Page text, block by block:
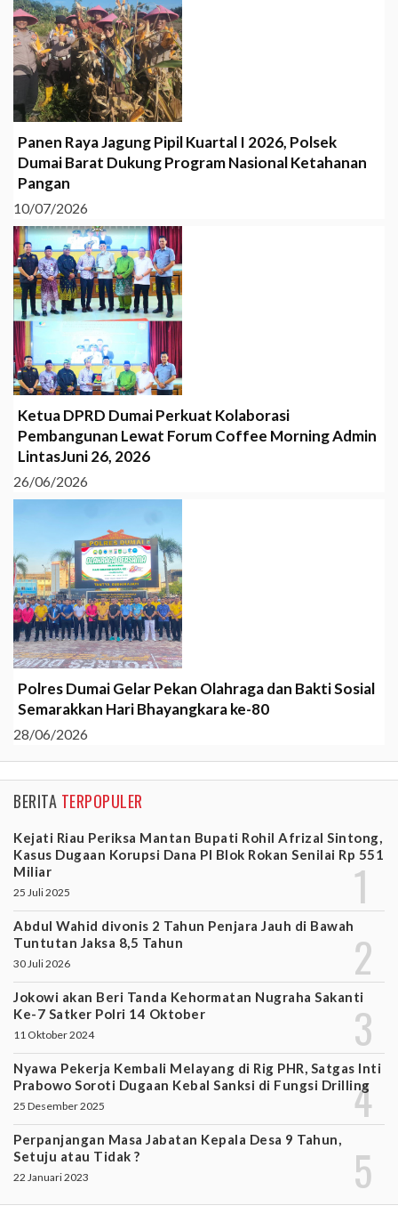
Panen Raya Jagung Pipil Kuartal I 2026, Polsek
Dumai Barat Dukung Program Nasional Ketahanan
Pangan
10/07/2026
Ketua DPRD Dumai Perkuat Kolaborasi
Pembangunan Lewat Forum Coffee Morning Admin
LintasJuni 26, 2026
26/06/2026
Polres Dumai Gelar Pekan Olahraga dan Bakti Sosial
Semarakkan Hari Bhayangkara ke-80
28/06/2026
BERITA TERPOPULER
Kejati Riau Periksa Mantan Bupati Rohil Afrizal Sintong,
Kasus Dugaan Korupsi Dana PI Blok Rokan Senilai Rp 551
Miliar
25 Juli 2025
Abdul Wahid divonis 2 Tahun Penjara Jauh di Bawah
Tuntutan Jaksa 8,5 Tahun
30 Juli 2026
Jokowi akan Beri Tanda Kehormatan Nugraha Sakanti
Ke-7 Satker Polri 14 Oktober
11 Oktober 2024
Nyawa Pekerja Kembali Melayang di Rig PHR, Satgas Inti
Prabowo Soroti Dugaan Kebal Sanksi di Fungsi Drilling
25 Desember 2025
Perpanjangan Masa Jabatan Kepala Desa 9 Tahun,
Setuju atau Tidak ?
22 Januari 2023